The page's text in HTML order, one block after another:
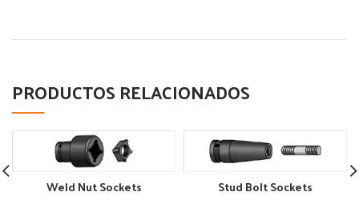
PRODUCTOS RELACIONADOS
Weld Nut Sockets Stud Bolt Sockets